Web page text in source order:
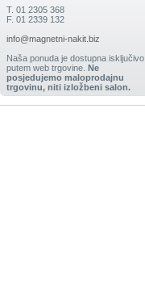
T. 01 2305 368
F. 01 2339 132
info@magnetni-nakit.biz
Naša ponuda je dostupna isključivo
putem web trgovine. Ne
posjedujemo maloprodajnu
trgovinu, niti izložbeni salon.